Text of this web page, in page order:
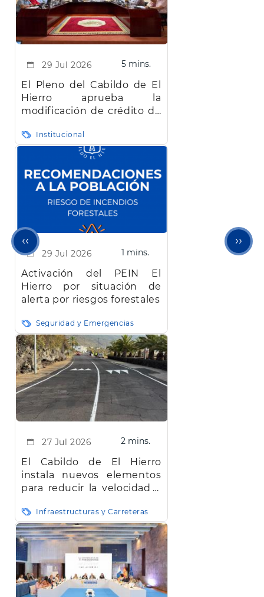
29 Jul 2026 5 mins.
El Pleno del Cabildo de El
Hierro aprueba la
modificación de crédito de
euros bloqueada desde
abril
Institucional
29 Jul 2026 1 mins.
Activación del PEIN El
Hierro por situación de
alerta por riesgos forestales
Seguridad y Emergencias
27 Jul 2026 2 mins.
El Cabildo de El Hierro
instala nuevos elementos
para reducir la velocidad y
la red insular
Infraestructuras y Carreteras
Página
anterior
‹‹ ››